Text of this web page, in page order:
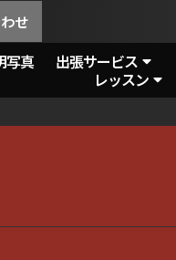
せ
写真
出張サービス
レッスン